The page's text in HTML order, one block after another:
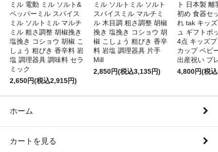
ミル 電動 ミル ソルト&
ペッパーミル スパイス
ミル ソルトミル マルチ
ミル 粗さ調整 胡椒挽き
塩挽き コショウ 胡椒 こ
しょう 粗びき 香辛料 岩
塩 調理器具 調味料 セラ
ミック
2,650円(税込2,915円)
ミル ソルトミル ソルト
スパイスミル マルチミ
ル 木目調 粗さ調整 胡椒
挽き 塩挽き コショウ 胡
椒 こしょう 粗びき 香辛
料 岩塩 調理器具 片手
Mill
2,850円(税込3,135円)
ト 日本製
初め 食器セ
れ tak キッ
ュ ギフトボ
4点 キッズ
カップ ベビ
出産祝い プ
4,800円(税
ホーム
カートを見る